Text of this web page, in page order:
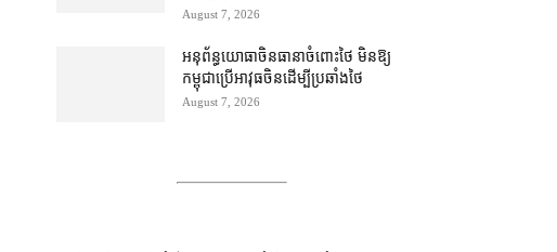
August 7, 2026
អនុព័ន្ធយោធា​ចិន​ធានា​ចំពោះ​ថៃ មិន​ឱ្យ​
កម្ពុជា​ប្រើ​អាវុធ​ចិន​ដើម្បី​ប្រឆាំង​ថៃ ​
August 7, 2026